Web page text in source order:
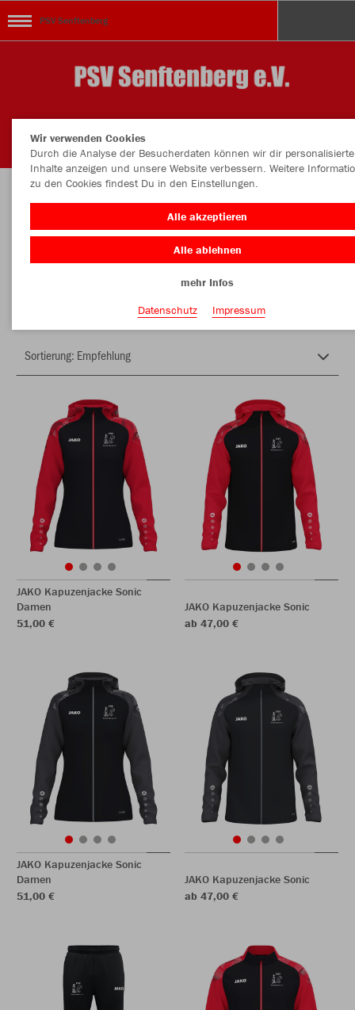
PSV Senftenberg
Herzlich Willkommen im Teamshop PSV
Senftenberg
JAKO Kapuzenjacke Sonic
Damen
51,00 €
JAKO Kapuzenjacke Sonic
ab 47,00 €
JAKO Kapuzenjacke Sonic
Damen
51,00 €
JAKO Kapuzenjacke Sonic
ab 47,00 €
Wir verwenden Cookies
Durch die Analyse der Besucherdaten können wir dir personalisierte
Inhalte anzeigen und unsere Website verbessern. Weitere
zu den Cookies findest Du in den Einstellungen.
Alle akzeptieren
Alle ablehnen
mehr Infos
Datenschutz
Impressum